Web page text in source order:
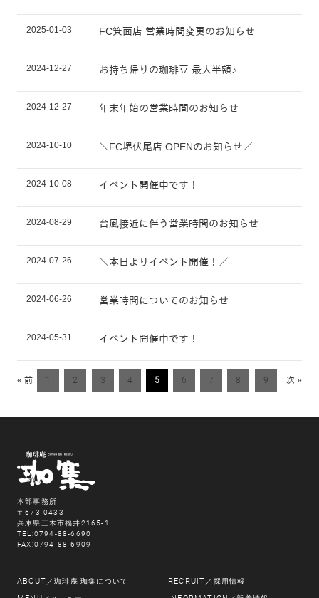
2025-01-03 FC箕面店 営業時間変更のお知らせ
2024-12-27 お持ち帰りの珈琲豆 最大半額♪
2024-12-27 年末年始の営業時間のお知らせ
2024-10-10 ＼FC堺伏尾店 OPENのお知らせ／
2024-10-08 イベント開催中です！
2024-08-29 台風接近に伴う営業時間のお知らせ
2024-07-26 ＼本日よりイベント開催！／
2024-06-26 営業時間についてのお知らせ
2024-05-31 イベント開催中です！
« 前 1 2 3 4 5 6 7 8 9 次 »
本部事務所
〒673-0433
兵庫県三木市福井2165-1
TEL:0794-88-6690
FAX:0794-88-6909
ABOUT ／珈琲庵 珈集について RECRUIT ／採用情報